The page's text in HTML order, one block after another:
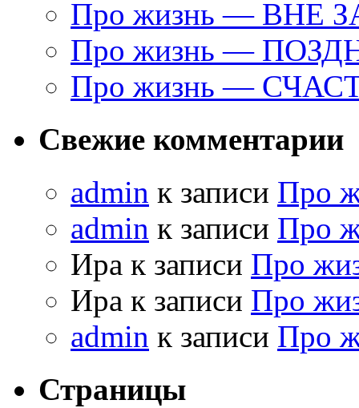
Про жизнь — ВНЕ
Про жизнь —
Про жизнь —
Свежие комментарии
admin к записи Про
admin к записи Про
Ира к записи Про
Ира к записи Про
admin к записи Про
Страницы